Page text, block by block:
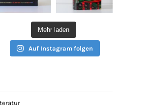
Mehr laden
Auf Instagram folgen